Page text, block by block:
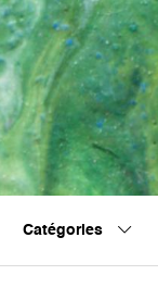
Catégories